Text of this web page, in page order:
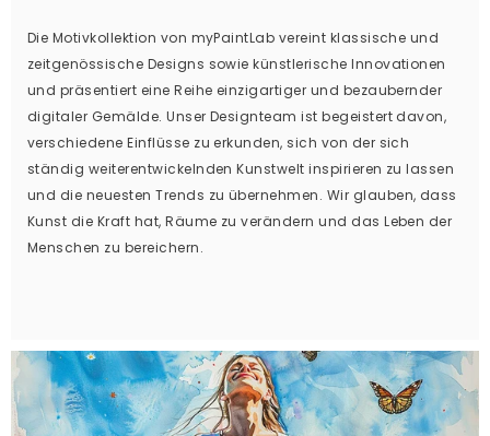
Die Motivkollektion von myPaintLab vereint klassische und
zeitgenössische Designs sowie künstlerische Innovationen
und präsentiert eine Reihe einzigartiger und bezaubernder
digitaler Gemälde. Unser Designteam ist begeistert davon,
verschiedene Einflüsse zu erkunden, sich von der sich
ständig weiterentwickelnden Kunstwelt inspirieren zu lassen
und die neuesten Trends zu übernehmen. Wir glauben, dass
Kunst die Kraft hat, Räume zu verändern und das Leben der
Menschen zu bereichern.